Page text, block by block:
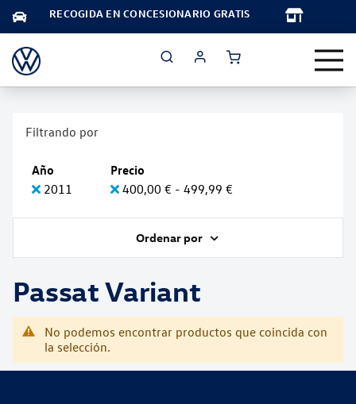
RECOGIDA EN CONCESIONARIO GRATIS
Filtrando por
Año
2011
Precio
400,00 € - 499,99 €
Ordenar por
Passat Variant
No podemos encontrar productos que coincida con
la selección.